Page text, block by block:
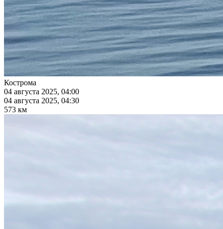
Кострома
04 августа 2025, 04:00
04 августа 2025, 04:30
573 км